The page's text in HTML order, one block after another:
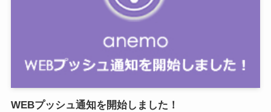
WEBプッシュ通知を開始しました！